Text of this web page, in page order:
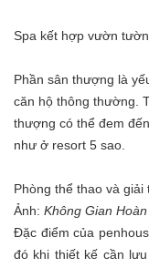
Spa kết hợp vườn
Phần sân thượng là
căn hộ thông thường.
thượng có thể đem
như ở resort 5 sao.
Phòng thể thao và giải
Ảnh: Không Gian
Đặc điểm của
đó khi thiết kế cần